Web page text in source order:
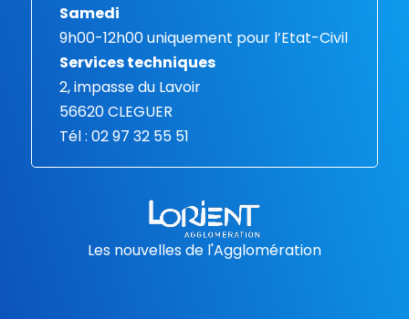
Samedi
9h00-12h00 uniquement pour l’Etat-Civil
Services techniques
2, impasse du Lavoir
56620 CLEGUER
Tél : 02 97 32 55 51
Les nouvelles de l'Agglomération